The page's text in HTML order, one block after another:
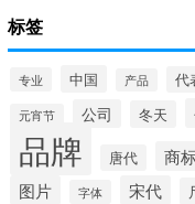
标签
专业 中国 产品 代
元宵节 公司 冬天
品牌 唐代 商
图片 字体 宋代